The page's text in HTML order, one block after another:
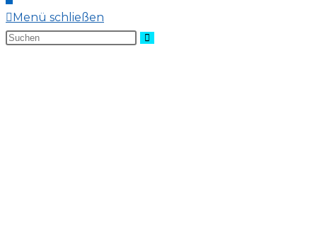
Menü schließen